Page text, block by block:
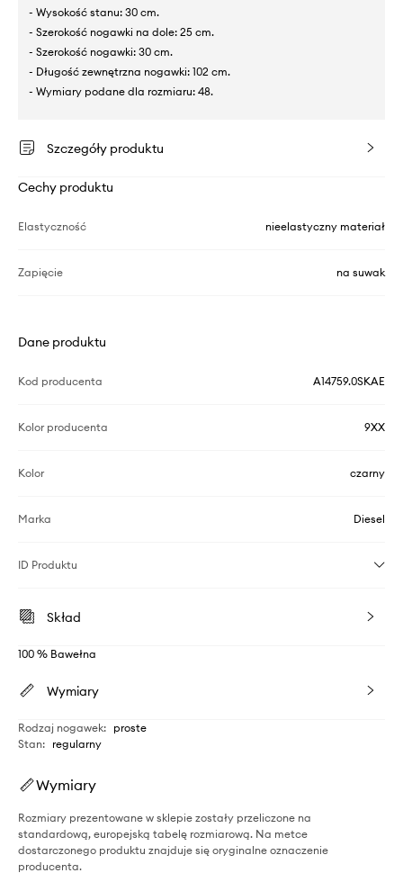
- Wysokość stanu: 30 cm.
- Szerokość nogawki na dole: 25 cm.
- Szerokość nogawki: 30 cm.
- Długość zewnętrzna nogawki: 102 cm.
- Wymiary podane dla rozmiaru: 48.
Szczegóły produktu
Cechy produktu
Elastyczność nieelastyczny materiał
Zapięcie na suwak
Dane produktu
Kod producenta A14759.0SKAE
Kolor producenta 9XX
Kolor czarny
Marka Diesel
ID Produktu
Skład
100 % Bawełna
Wymiary
Rodzaj nogawek: proste
Stan: regularny
Wymiary
Rozmiary prezentowane w sklepie zostały przeliczone na
standardową, europejską tabelę rozmiarową. Na metce
dostarczonego produktu znajduje się oryginalne oznaczenie
producenta.